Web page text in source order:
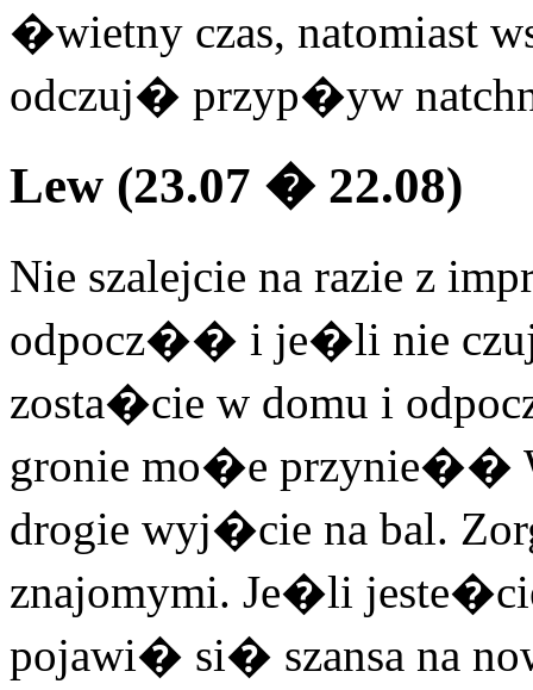
�wietny czas, natomiast
odczuj� przyp�yw
Lew (23.07 � 22.08)
Nie szalejcie na razie z
odpocz�� i je�li nie
zosta�cie w domu i
gronie mo�e przynie��
drogie wyj�cie na bal.
znajomymi. Je�li
pojawi� si� szansa na